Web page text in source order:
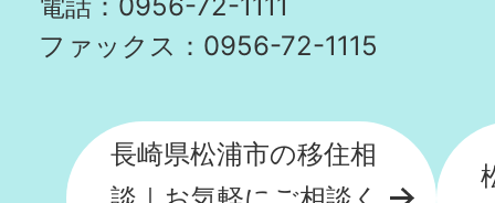
ファックス：0956-72-1115
長崎県松浦市の移住相